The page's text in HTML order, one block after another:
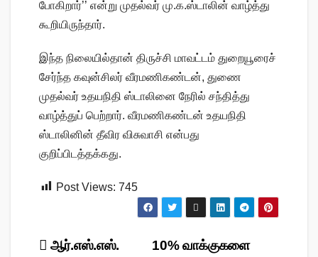
போகிறார்’’ என்று முதல்வர் மு.க.ஸ்டாலின் வாழ்த்து
கூறியிருந்தார்.
இந்த நிலையில்தான் திருச்சி மாவட்டம் துறையூரைச்
சேர்ந்த கவுன்சிலர் வீரமணிகண்டன், துணை
முதல்வர் உதயநிதி ஸ்டாலினை நேரில் சந்தித்து
வாழ்த்துப் பெற்றார். வீரமணிகண்டன் உதயநிதி
ஸ்டாலினின் தீவிர விசுவாசி என்பது
குறிப்பிடத்தக்கது.
Post Views: 745
Post
10% வாக்குகளை
ஆர்.எஸ்.எஸ்.